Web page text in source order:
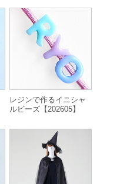
レジンで作るイニシャ
ルビーズ【202605】